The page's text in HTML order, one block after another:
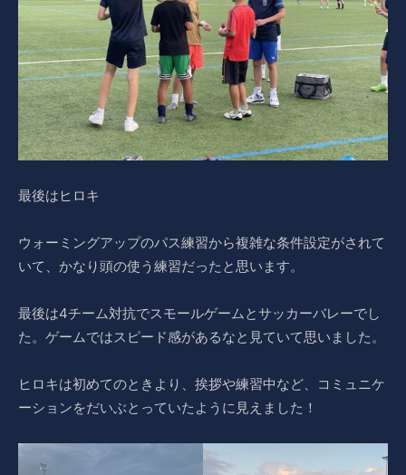
最後はヒロキ
ウォーミングアップのパス練習から複雑な条件設定がされて
いて、かなり頭の使う練習だったと思います。
最後は4チーム対抗でスモールゲームとサッカーバレーでし
た。ゲームではスピード感があるなと見ていて思いました。
ヒロキは初めてのときより、挨拶や練習中など、コミュニケ
ーションをだいぶとっていたように見えました！